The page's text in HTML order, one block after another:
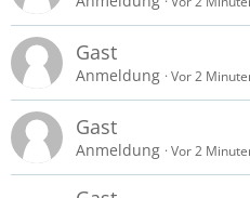
Gast
Anmeldung Vor 2
Gast
Anmeldung Vor 2